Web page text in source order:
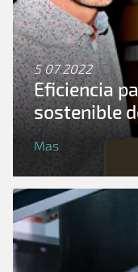
5 07 2022
Eficiencia
sostenible
Mas